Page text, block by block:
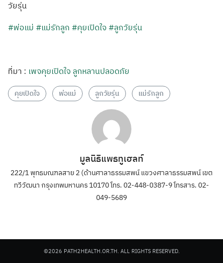
วัยรุ่น
#พ่อแม่ #แม่รักลูก #คุยเปิดใจ #ลูกวัยรุ่น
ที่มา : เพจคุยเปิดใจ ลูกหลานปลอดภัย
คุยเปิดใจ พ่อแม่ ลูกวัยรุ่น แม่รักลูก
มูลนิธิแพธทูเฮลท์
222/1 พุทธมณฑลสาย 2 (ด้านศาลาธรรมสพน์ แขวงศาลาธรรมสพน์ เขต
ทวีวัฒนา กรุงเทพมหานคร 10170 โทร. 02-448-0387-9 โทรสาร. 02-
049-5689
©2026 PATH2HEALTH.OR.TH. ALL RIGHTS RESERVED.